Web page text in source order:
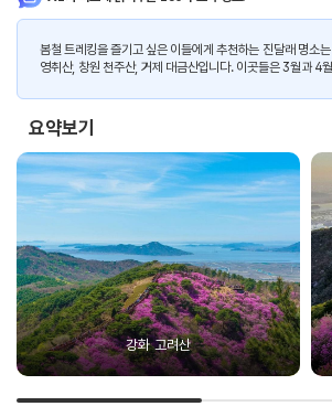
봄철 트레킹을 즐기고 싶은 이들에게 추천하는 진달래 명소
영취산, 창원 천주산, 거제 대금산입니다. 이곳들은 3월과 4월
요약보기
강화 고려산